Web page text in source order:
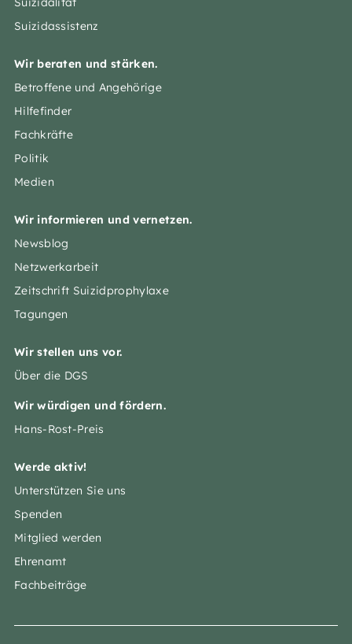
Suizidassistenz
Wir beraten und stärken.
Betroffene und Angehörige
Hilfefinder
Fachkräfte
Politik
Medien
Wir informieren und vernetzen.
Newsblog
Netzwerkarbeit
Zeitschrift Suizidprophylaxe
Tagungen
Wir stellen uns vor.
Über die DGS
Wir würdigen und fördern.
Hans-Rost-Preis
Werde aktiv!
Unterstützen Sie uns
Spenden
Mitglied werden
Ehrenamt
Fachbeiträge